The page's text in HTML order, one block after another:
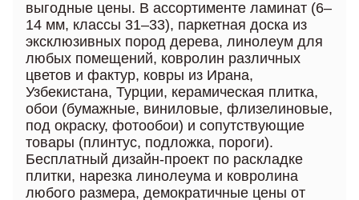
выгодные цены. В ассортименте ламинат (6–
14 мм, классы 31–33), паркетная доска из
эксклюзивных пород дерева, линолеум для
любых помещений, ковролин различных
цветов и фактур, ковры из Ирана,
Узбекистана, Турции, керамическая плитка,
обои (бумажные, виниловые, флизелиновые,
под окраску, фотообои) и сопутствующие
товары (плинтус, подложка, пороги).
Бесплатный дизайн-проект по раскладке
плитки, нарезка линолеума и ковролина
любого размера, демократичные цены от